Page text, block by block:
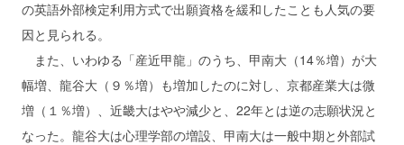
の英語外部検定利用方式で出願資格を緩和したことも人気の要
因と見られる。
また、いわゆる「産近甲龍」のうち、甲南大（14％増）が大
幅増、龍谷大（９％増）も増加したのに対し、京都産業大は微
増（１％増）、近畿大はやや減少と、22年とは逆の志願状況と
なった。龍谷大は心理学部の増設、甲南大は一般中期と外部試